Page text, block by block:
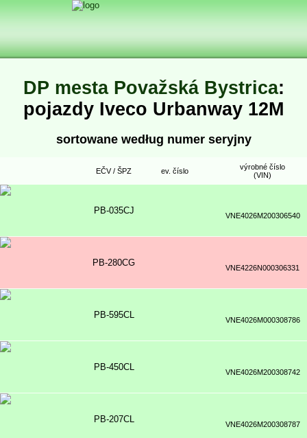
DP mesta Považská Bystrica:
pojazdy Iveco Urbanway 12M
sortowane według numer seryjny
EČV / ŠPZ ev. číslo
výrobné číslo
(VIN)
PB-035CJ VNE4026M200306540
PB-280CG VNE4226N000306331
PB-595CL VNE4026M000308786
PB-450CL VNE4026M200308742
PB-207CL VNE4026M200308787